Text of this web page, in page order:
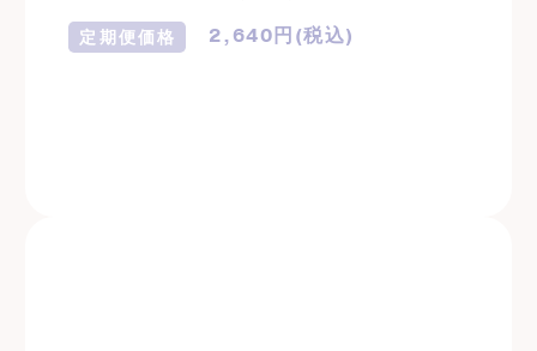
定期便価格 2,640 円(税込)